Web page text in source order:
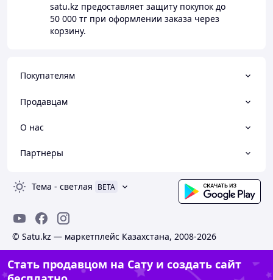
satu.kz предоставляет защиту покупок до
50 000 тг при оформлении заказа через
корзину.
Покупателям
Продавцам
О нас
Партнеры
Тема - светлая BETA
© Satu.kz — маркетплейс Казахстана, 2008-2026
Стать продавцом на Сату и создать сайт